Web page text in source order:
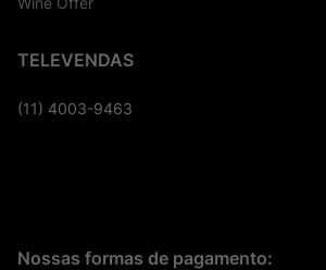
TELEVENDAS
(11) 4003-9463
Nossas formas de pagamento: